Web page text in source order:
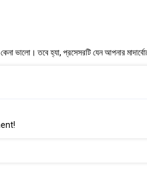
ভালো। তবে হ্যা, প্রসেসরটি যেন আপনার